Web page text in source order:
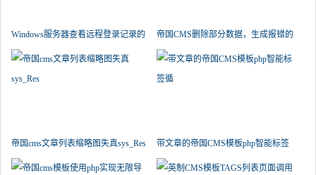
Windows服务器查看远程登录记录的
帝国CMS删除部分数据，生成报错的
解
帝国cms文章列表缩略图失真sys_Res
带文章的帝国CMS模板php智能标签
循